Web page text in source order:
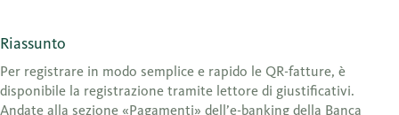
Riassunto
Per registrare in modo semplice e rapido le QR-fatture, è
disponibile la registrazione tramite lettore di giustificativi.
Andate alla sezione «Pagamenti» dell’e-banking della Banca